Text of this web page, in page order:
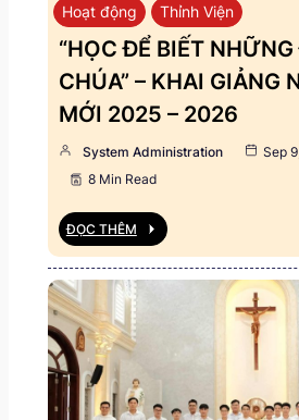
Hoạt động Thỉnh Viện
“HỌC ĐỂ BIẾT
CHÚA” – KHAI GIẢNG
MỚI 2025 – 2026
System Administration
Sep
8 Min Read
ĐỌC THÊM